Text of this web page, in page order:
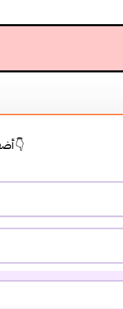
👇 أضف معلوماتك في الأسفل ثم إضغط على الزر البرتقالي لتأكيد الطلب👇